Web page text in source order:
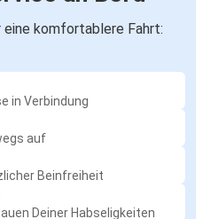
komfortablere Fahrt:
in Verbindung
auf
Beinfreiheit
Deiner Habseligkeiten